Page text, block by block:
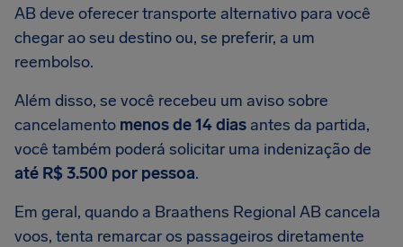
AB deve oferecer transporte alternativo para você
chegar ao seu destino ou, se preferir, a um
reembolso.
Além disso, se você recebeu um aviso sobre
cancelamento menos de 14 dias antes da partida,
você também poderá solicitar uma indenização de
até R$ 3.500 por pessoa.
Em geral, quando a Braathens Regional AB cancela
voos, tenta remarcar os passageiros diretamente